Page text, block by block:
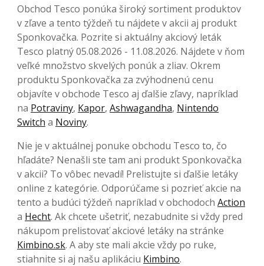
Obchod Tesco ponúka široký sortiment produktov
v zľave a tento týždeň tu nájdete v akcii aj produkt
Sponkovačka. Pozrite si aktuálny akciový leták
Tesco platný 05.08.2026 - 11.08.2026. Nájdete v ňom
veľké množstvo skvelých ponúk a zliav. Okrem
produktu Sponkovačka za zvýhodnenú cenu
objavíte v obchode Tesco aj ďalšie zľavy, napríklad
na Potraviny, Kapor, Ashwagandha, Nintendo
Switch a Noviny.
Nie je v aktuálnej ponuke obchodu Tesco to, čo
hľadáte? Nenašli ste tam ani produkt Sponkovačka
v akcii? To vôbec nevadí! Prelistujte si ďalšie letáky
online z kategórie. Odporúčame si pozrieť akcie na
tento a budúci týždeň napríklad v obchodoch Action
a Hecht. Ak chcete ušetriť, nezabudnite si vždy pred
nákupom prelistovať akciové letáky na stránke
Kimbino.sk. A aby ste mali akcie vždy po ruke,
stiahnite si aj našu aplikáciu Kimbino.